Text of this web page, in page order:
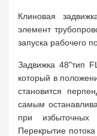
Клиновая
элемент
запуска рабочего
Задвижка 48"тип
который в
становится
самым
при избыточных
Перекрытие